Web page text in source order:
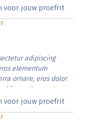
id rutrum lorem
voor jouw proefrit
adipiscing
elementum
ornare, eros dolor
libero vitae erat.
id rutrum lorem
voor jouw proefrit